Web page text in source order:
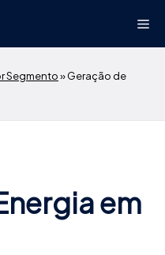
Segmento»Geração de
em